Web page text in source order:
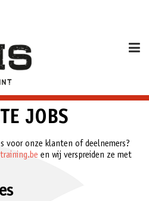
JOBS
voor onze klanten of deelnemers?
en wij verspreiden ze met